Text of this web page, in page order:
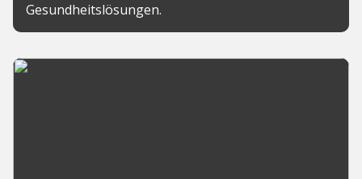
Gesundheitslösungen.